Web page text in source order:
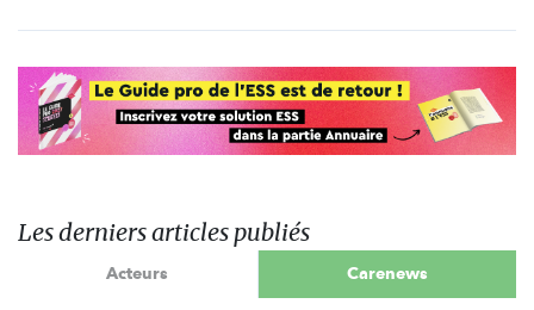
Les derniers articles publiés
Acteurs Carenews